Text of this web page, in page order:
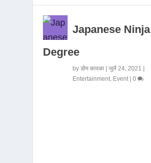
Japanese Ninja
Degree
byडोम कावळा |जुलै 24, 2021
Entertainment, Event|0